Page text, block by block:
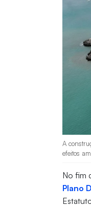
A
efeitos
No fim
Plano